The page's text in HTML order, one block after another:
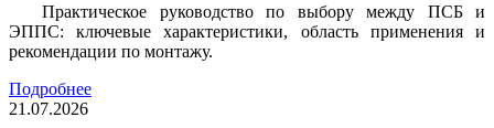
Практическое руководство по выбору между ПСБ и
ЭППС: ключевые характеристики, область применения и
рекомендации по монтажу.
Подробнее
21.07.2026